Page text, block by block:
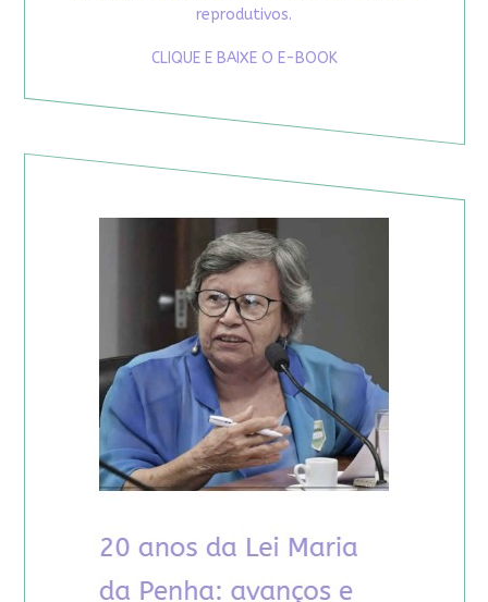
reprodutivos.
CLIQUE E BAIXE O E-BOOK